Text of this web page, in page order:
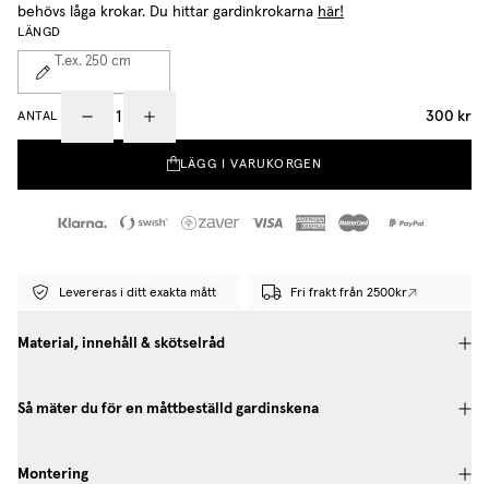
behövs låga krokar. Du hittar gardinkrokarna här!
LÄNGD
T.ex. 250 cm
ANTAL 300 kr
LÄGG I VARUKORGEN
Levereras i ditt exakta mått Fri frakt från 2500kr
Material, innehåll & skötselråd
Så mäter du för en måttbeställd gardinskena
Montering